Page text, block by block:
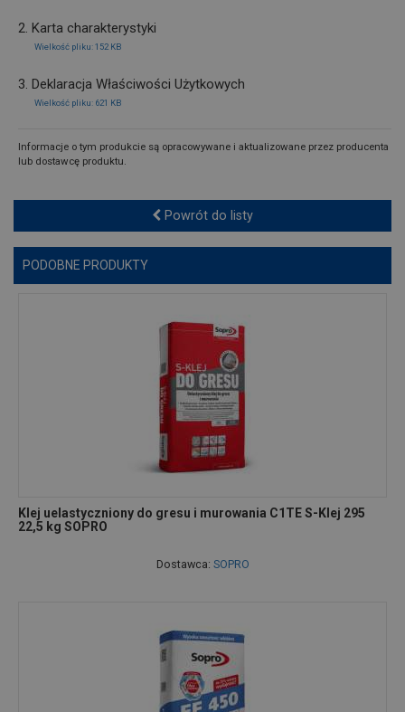
2. Karta charakterystyki
Wielkość pliku: 152 KB
3. Deklaracja Właściwości Użytkowych
Wielkość pliku: 621 KB
Informacje o tym produkcie są opracowywane i aktualizowane przez producenta
lub dostawcę produktu.
Powrót do listy
PODOBNE PRODUKTY
Klej uelastyczniony do gresu i murowania C1TE S-Klej 295
22,5 kg SOPRO
Dostawca: SOPRO